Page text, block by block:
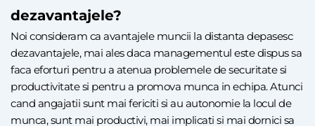
dezavantajele?
Noi consideram ca avantajele muncii la distanta depasesc
dezavantajele, mai ales daca managementul este dispus sa
faca eforturi pentru a atenua problemele de securitate si
productivitate si pentru a promova munca in echipa. Atunci
cand angajatii sunt mai fericiti si au autonomie la locul de
munca, sunt mai productivi, mai implicati si mai dornici sa